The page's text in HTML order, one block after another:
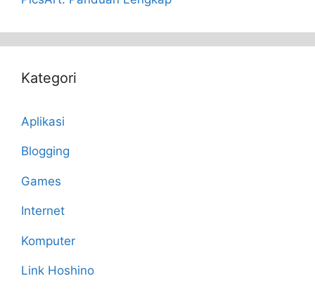
Kategori
Aplikasi
Blogging
Games
Internet
Komputer
Link Hoshino